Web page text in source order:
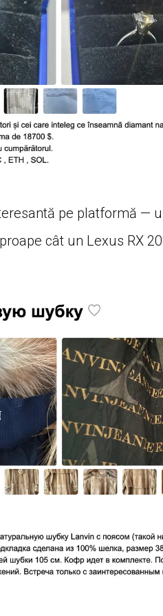
pe platformă —
cât un Lexus RX